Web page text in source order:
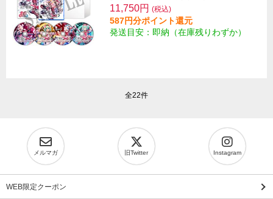
11,750円 (税込)
587円分ポイント還元
発送目安：即納（在庫残りわずか）
全22件
メルマガ 旧Twitter Instagram
WEB限定クーポン